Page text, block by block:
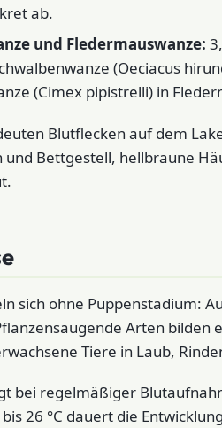
ab.
und Fledermauswanze:
(Oeciacus
(Cimex pipistrelli) in
Blutflecken auf dem
Bettgestell, hellbraune
sich ohne Puppenstadium:
Arten bilden
Tiere in Laub,
bei regelmäßiger
26 °C dauert die